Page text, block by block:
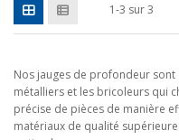
1-3 sur 3
Nos jauges de profondeur
métalliers et les bricoleurs qui
précise de pièces de manière
matériaux de qualité